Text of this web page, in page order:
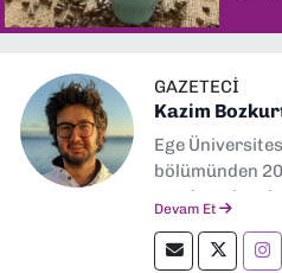
GAZETECI
Kazim
Ege
bölümünden
yerel ve
okumayı
Devam Et